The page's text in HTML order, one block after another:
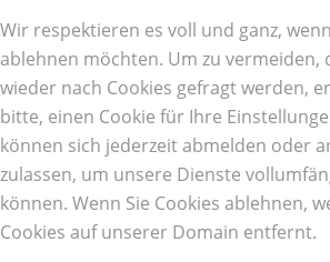
Wir respektieren es voll und ganz,
ablehnen möchten. Um zu vermeiden,
wieder nach Cookies gefragt werden,
bitte, einen Cookie für Ihre
können sich jederzeit abmelden oder
zulassen, um unsere Dienste
können. Wenn Sie Cookies ablehnen,
Cookies auf unserer Domain entfernt.